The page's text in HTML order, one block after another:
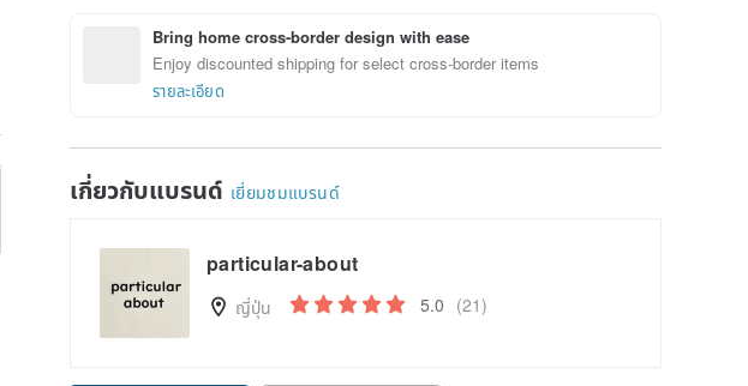
Bring home cross-border design with ease
Enjoy discounted shipping for select cross-border items
รายละเอียด
เกี่ยวกับแบรนด์ เยี่ยมชมแบรนด์
particular-about
ญี่ปุ่น 5.0 (21)